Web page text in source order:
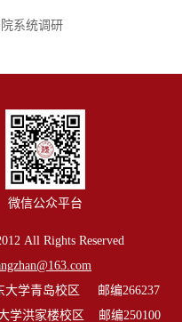
系统调研
微信公众平台
All Rights Reserved
大学青岛校区 邮编266237
洪家楼校区 邮编250100